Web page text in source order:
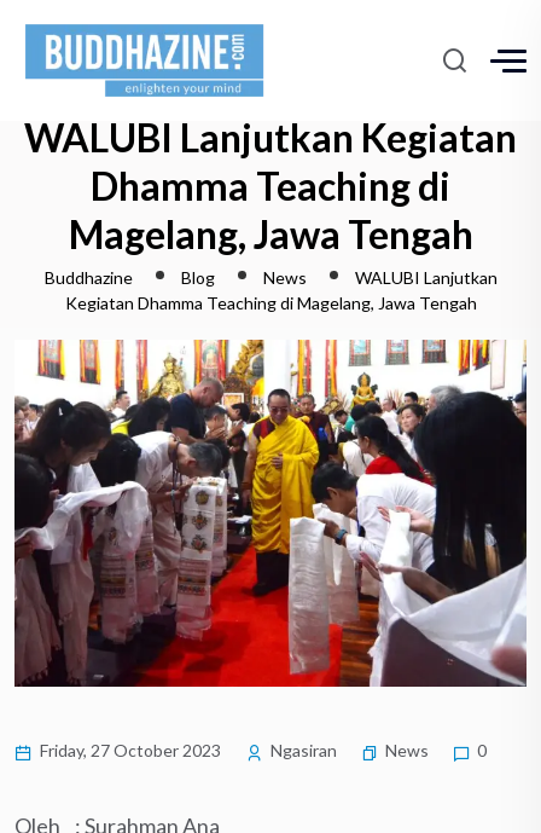
WALUBI Lanjutkan Kegiatan
Dhamma Teaching di
Magelang, Jawa Tengah
Buddhazine Blog News
WALUBI Lanjutkan
Kegiatan Dhamma Teaching di Magelang, Jawa Tengah
Friday, 27 October 2023 Ngasiran News 0
Oleh : Surahman Ana